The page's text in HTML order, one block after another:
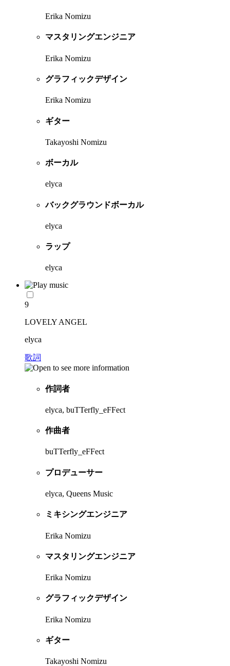
Erika Nomizu
マスタリングエンジニア
Erika Nomizu
グラフィックデザイン
Erika Nomizu
ギター
Takayoshi Nomizu
ボーカル
elyca
バックグラウンドボーカル
elyca
ラップ
elyca
9
LOVELY ANGEL
elyca
歌詞
作詞者
elyca, buTTerfly_eFFect
作曲者
buTTerfly_eFFect
プロデューサー
elyca, Queens Music
ミキシングエンジニア
Erika Nomizu
マスタリングエンジニア
Erika Nomizu
グラフィックデザイン
Erika Nomizu
ギター
Takayoshi Nomizu